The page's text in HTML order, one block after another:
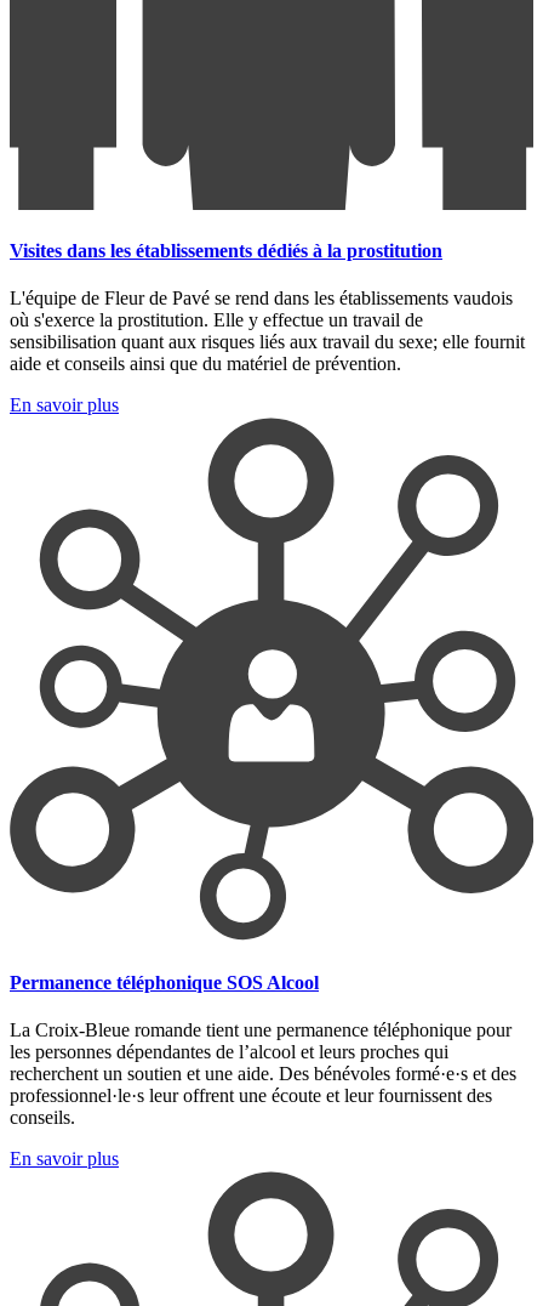
Visites dans les établissements dédiés à la prostitution
L'équipe de Fleur de Pavé se rend dans les établissements vaudois
où s'exerce la prostitution. Elle y effectue un travail de
sensibilisation quant aux risques liés aux travail du sexe; elle fournit
aide et conseils ainsi que du matériel de prévention.
En savoir plus
Permanence téléphonique SOS Alcool
La Croix-Bleue romande tient une permanence téléphonique pour
les personnes dépendantes de l’alcool et leurs proches qui
recherchent un soutien et une aide. Des bénévoles formé·e·s et des
professionnel·le·s leur offrent une écoute et leur fournissent des
conseils.
En savoir plus